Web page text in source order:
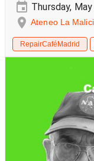
Thursday,
Ateneo La
RepairCaféMadrid